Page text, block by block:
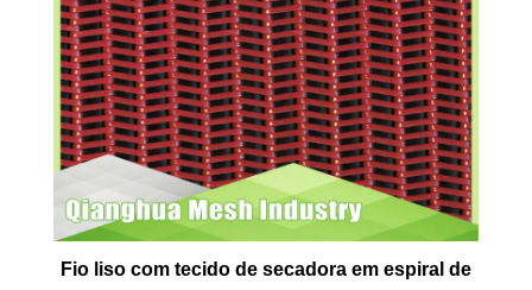
Fio liso com tecido de secadora em espiral de